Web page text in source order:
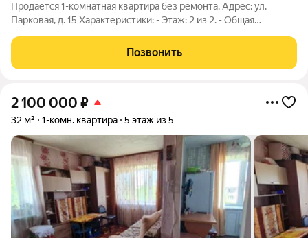
Продаётся 1-комнатная квартира без ремонта. Адрес: ул.
Парковая, д. 15 Характеристики: - Этаж: 2 из 2. - Общая
находится банный
Позвонить
2 100 000 ₽
32 м² 1-комн. квартира 5 этаж из 5